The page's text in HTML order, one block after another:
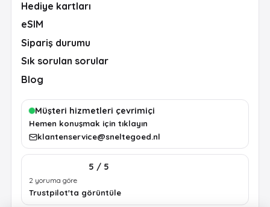
Hediye kartları
eSIM
Sipariş durumu
Sık sorulan sorular
Blog
Müşteri hizmetleri çevrimiçi
Hemen konuşmak için tıklayın
klantenservice@sneltegoed.nl
5 / 5
2 yoruma göre
Trustpilot'ta görüntüle